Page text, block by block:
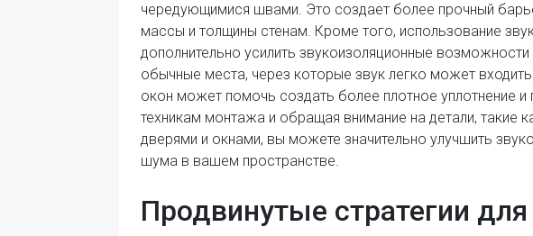
чередующимися швами. Это создает более прочный
массы и толщины стенам. Кроме того, использование
дополнительно усилить звукоизоляционные
обычные места, через которые звук легко может
окон может помочь создать более плотное уплотнение и
техникам монтажа и обращая внимание на детали, такие
дверями и окнами, вы можете значительно улучшить
шума в вашем пространстве.
Продвинутые стратегии